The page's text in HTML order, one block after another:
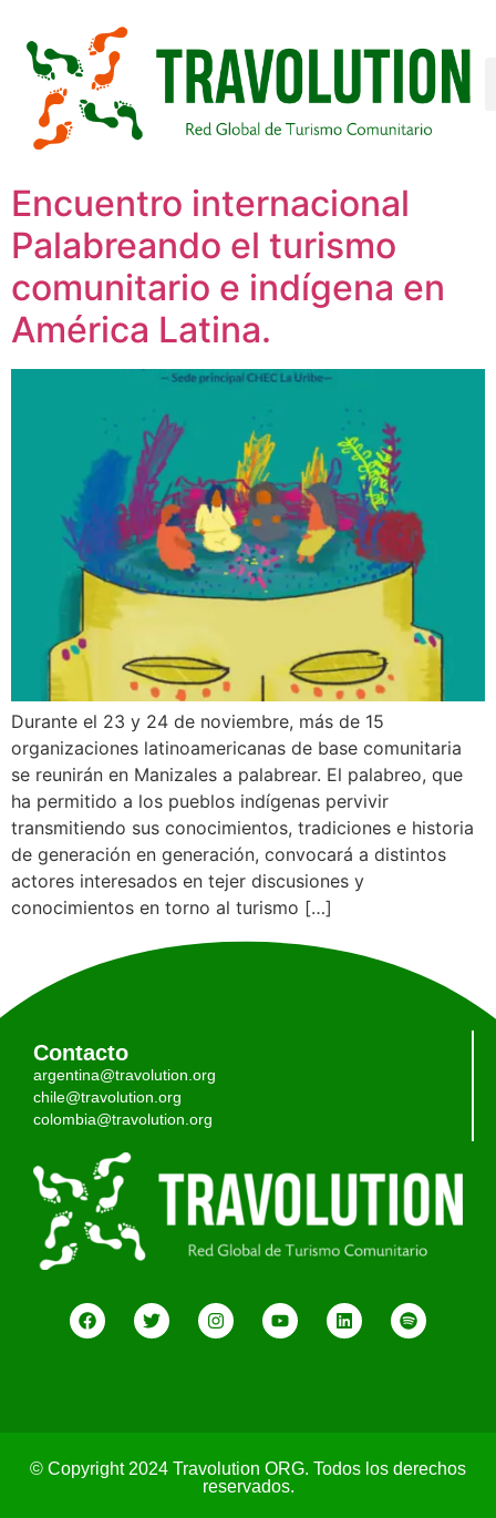
Encuentro internacional
Palabreando el turismo
comunitario e indígena en
América Latina.
Durante el 23 y 24 de noviembre, más de 15
organizaciones latinoamericanas de base comunitaria
se reunirán en Manizales a palabrear. El palabreo, que
ha permitido a los pueblos indígenas pervivir
transmitiendo sus conocimientos, tradiciones e historia
de generación en generación, convocará a distintos
actores interesados en tejer discusiones y
conocimientos en torno al turismo […]
Contacto
argentina@travolution.org
chile@travolution.org
colombia@travolution.org
© Copyright 2024 Travolution ORG. Todos los derechos
reservados.